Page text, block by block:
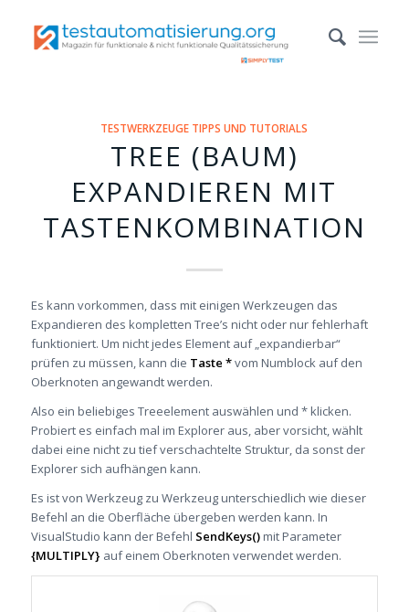
TESTWERKZEUGE TIPPS UND TUTORIALS
TREE (BAUM)
EXPANDIEREN MIT
TASTENKOMBINATION
Es kann vorkommen, dass mit einigen Werkzeugen das
Expandieren des kompletten Tree’s nicht oder nur fehlerhaft
funktioniert. Um nicht jedes Element auf „expandierbar“
prüfen zu müssen, kann die Taste *vom Numblock auf den
Oberknoten angewandt werden.
Also ein beliebiges Treeelement auswählen und * klicken.
Probiert es einfach mal im Explorer aus, aber vorsicht, wählt
dabei eine nicht zu tief verschachtelte Struktur, da sonst der
Explorer sich aufhängen kann.
Es ist von Werkzeug zu Werkzeug unterschiedlich wie dieser
Befehl an die Oberfläche übergeben werden kann. In
VisualStudio kann der Befehl SendKeys()mit Parameter
{MULTIPLY} auf einem Oberknoten verwendet werden.